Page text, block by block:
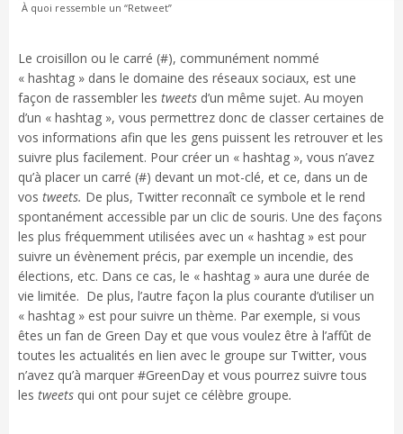
À quoi ressemble un “Retweet”
Le croisillon ou le carré (#), communément nommé
« hashtag » dans le domaine des réseaux sociaux, est une
façon de rassembler les tweets d’un même sujet. Au moyen
d’un « hashtag », vous permettrez donc de classer certaines de
vos informations afin que les gens puissent les retrouver et les
suivre plus facilement. Pour créer un « hashtag », vous n’avez
qu’à placer un carré (#) devant un mot-clé, et ce, dans un de
vos tweets. De plus, Twitter reconnaît ce symbole et le rend
spontanément accessible par un clic de souris. Une des façons
les plus fréquemment utilisées avec un « hashtag » est pour
suivre un évènement précis, par exemple un incendie, des
élections, etc. Dans ce cas, le « hashtag » aura une durée de
vie limitée. De plus, l’autre façon la plus courante d’utiliser un
« hashtag » est pour suivre un thème. Par exemple, si vous
êtes un fan de Green Day et que vous voulez être à l’affût de
toutes les actualités en lien avec le groupe sur Twitter, vous
n’avez qu’à marquer #GreenDay et vous pourrez suivre tous
les tweets qui ont pour sujet ce célèbre groupe.